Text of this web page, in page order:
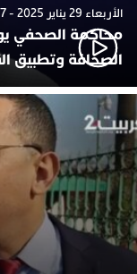
الأربعاء 29 يناير 2025 - 8:37
محاكمة الصحفي
الصحافة وتطبيق